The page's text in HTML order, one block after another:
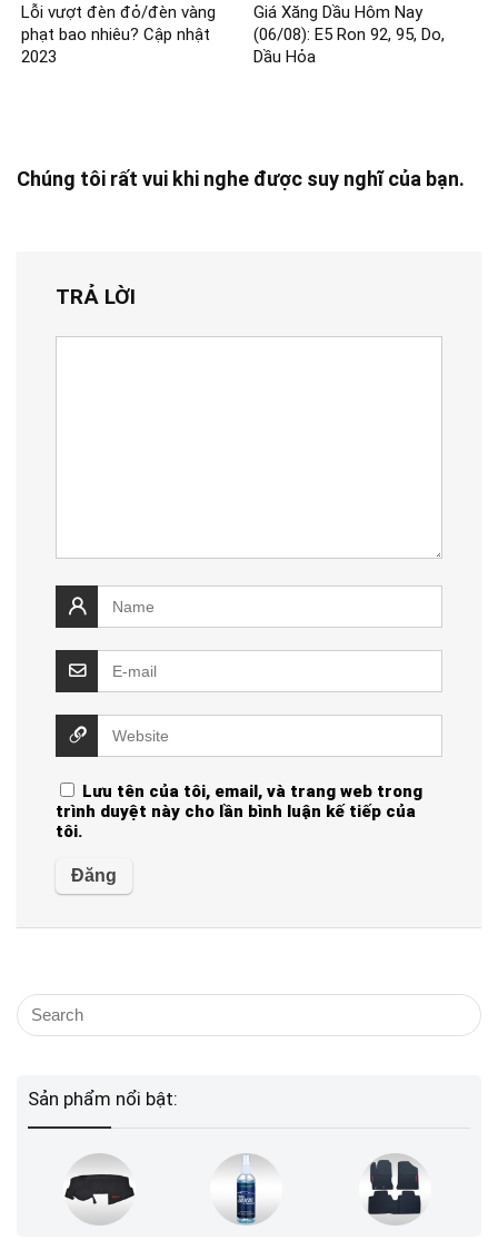
Lỗi vượt đèn đỏ/đèn vàng
phạt bao nhiêu? Cập nhật
2023
Giá Xăng Dầu Hôm Nay
(06/08): E5 Ron 92, 95, Do,
Dầu Hỏa
Chúng tôi rất vui khi nghe được suy nghĩ của bạn.
TRẢ LỜI
Lưu tên của tôi, email, và trang web trong
trình duyệt này cho lần bình luận kế tiếp của
tôi.
Sản phẩm nổi bật: